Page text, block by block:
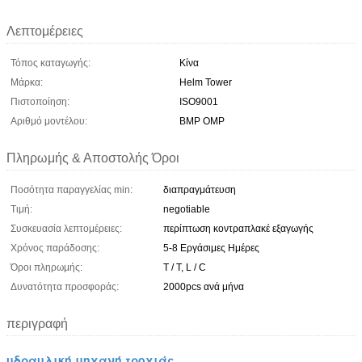
Λεπτομέρειες
Τόπος καταγωγής:
Κίνα
Μάρκα:
Helm Tower
Πιστοποίηση:
ISO9001
Αριθμό μοντέλου:
BMP OMP
Πληρωμής & Αποστολής Όροι
Ποσότητα παραγγελίας min:
διαπραγμάτευση
Τιμή:
negotiable
Συσκευασία λεπτομέρειες:
περίπτωση κοντραπλακέ εξαγωγής
Χρόνος παράδοσης:
5-8 Εργάσιμες Ημέρες
Όροι πληρωμής:
T / T, L / C
Δυνατότητα προσφοράς:
2000pcs ανά μήνα
περιγραφή